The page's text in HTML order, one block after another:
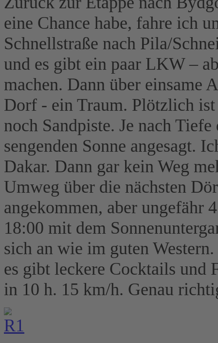
eine Chance habe, fahre ich
Schnellstraße nach Pila/
und es gibt ein paar LKW –
machen. Dann über einsame
Dorf - ein Traum. Plötzlich
noch Sandpiste. Je nach
sengenden Sonne angesagt.
Dakar. Dann gar kein Weg
Umweg über die nächsten
angekommen, aber ungefähr
18:00 mit dem
sich an wie im guten
es gibt leckere Cocktails und
in 10 h. 15 km/h. Genau